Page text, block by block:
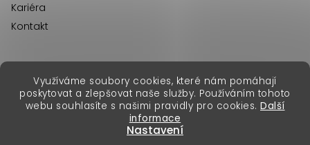
Využíváme soubory cookies, které nám pomáhají
poskytovat a zlepšovat naše služby. Používáním tohoto
webu souhlasíte s našimi pravidly pro cookies. Další
informace
Nastavení
Kariéra
Kontakt
Vytvořil Shoptet Premium
Copyright 2026Erika Fashion. Všechna práva vyhrazena.
erikafashion.sk